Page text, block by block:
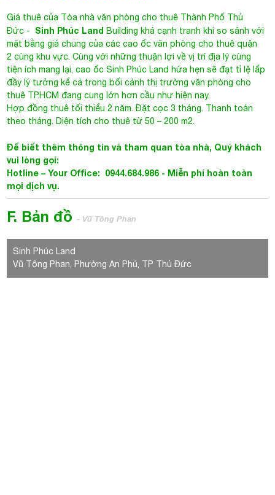
Giá thuê của Tòa nhà văn phòng cho thuê Thành Phố Thủ
Đức - Sinh Phúc Land Building khá cạnh tranh khi so sánh với
mặt bằng giá chung của các cao ốc văn phòng cho thuê quận
2 cùng khu vực. Cùng với những thuận lợi về vị trí địa lý cùng
tiện ích mang lại, cao ốcSinh Phúc Land hứa hẹn sẽ đạt tỉ lệ lấp
đầy lý tưởng kể cả trong bối cảnh thị trường văn phòng cho
thuê TP.HCM đang cung lớn hơn cầu như hiện nay.
Hợp đồng thuê tối thiểu 2 năm. Đặt cọc 3 tháng. Thanh toán
theo tháng. Diện tích cho thuê từ 50 – 200 m2.
Để biết thêm thông tin và tham quan tòa nhà, Quý khách
vui lòng gọi:
Hotline – Your Office: 0944.684.986 - Miễn phí hoàn toàn
mọi dịch vụ.
F. Bản đồ- Vũ Tông Phan
Sinh Phúc Land
Vũ Tông Phan, Phường An Phú, TP Thủ Đức